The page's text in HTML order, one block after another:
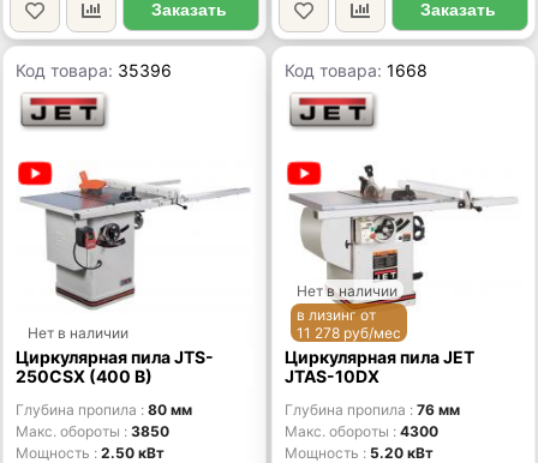
Заказать Заказать
Код товара: 35396
Нет в наличии
Циркулярная пила JTS-
250CSX (400 В)
Глубина пропила
80 мм
Макс. обороты
3850
Мощность
2.50 кВт
Код товара:1668
Нет в наличии
в лизинг от
11 278 руб/мес
Циркулярная пила JET
JTAS-10DX
Глубина пропила
76 мм
Макс. обороты
4300
Мощность
5.20 кВт